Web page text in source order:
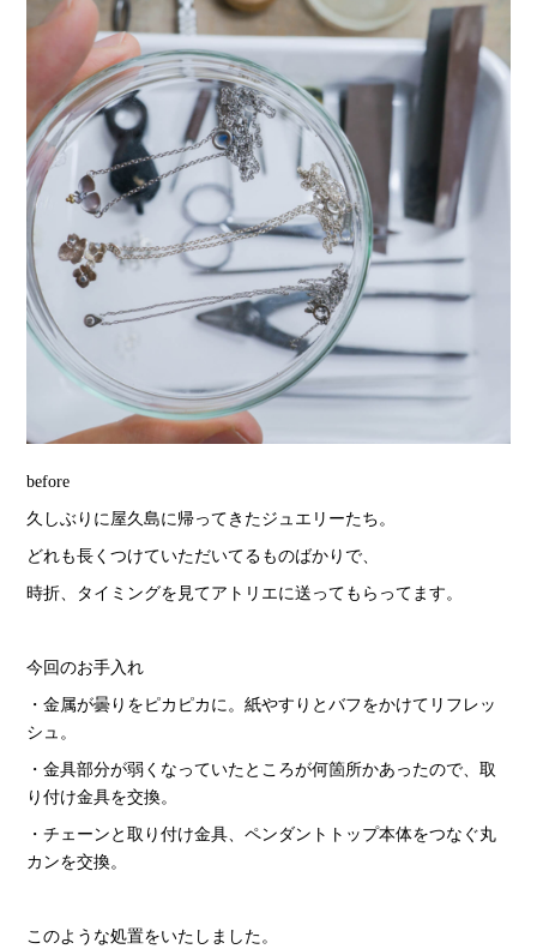
before
久しぶりに屋久島に帰ってきたジュエリーたち。
どれも長くつけていただいてるものばかりで、
時折、タイミングを見てアトリエに送ってもらってます。
今回のお手入れ
・金属が曇りをピカピカに。紙やすりとバフをかけてリフレッ
シュ。
・金具部分が弱くなっていたところが何箇所かあったので、取
り付け金具を交換。
・チェーンと取り付け金具、ペンダントトップ本体をつなぐ丸
カンを交換。
このような処置をいたしました。